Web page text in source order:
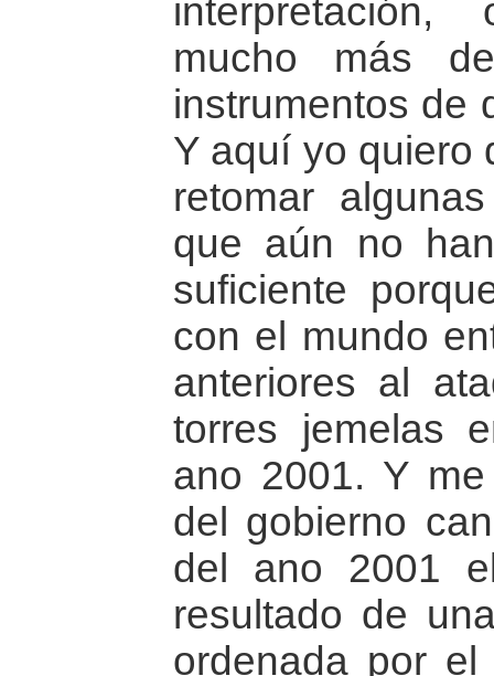
mucho más
instrumentos de
Y aquí yo quiero
retomar
que aún no
suficiente
con el mundo
anteriores al
torres jemelas
ano 2001. Y
del gobierno
del ano 2001
resultado de
ordenada por el